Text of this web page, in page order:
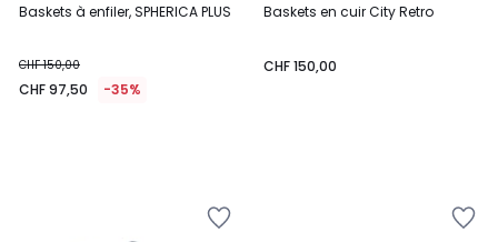
Baskets à enfiler, SPHERICA PLUS
CHF 150,00
CHF 97,50 -35%
Baskets en cuir City Retro
CHF 150,00